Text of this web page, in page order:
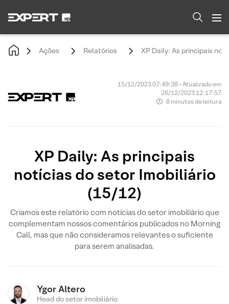
Ações Relatórios XP Daily: As principais
15/12/2023 07:49:38 • Atualizado em
26/12/2023 12:17:57
8 minutos de leitura
XP Daily: As principais
notícias do setor Imobiliário
(15/12)
Criamos este relatório com notícias do setor imobiliário que
complementam nossos comentários publicados no Morning
Call, mas que não consideramos relevantes o suficiente
para serem analisadas.
Ygor Altero
Head do setor imobiliário